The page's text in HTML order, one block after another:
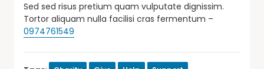
Sed sed risus pretium quam vulputate dignissim.
Tortor aliquam nulla facilisi cras fermentum –
0974761549